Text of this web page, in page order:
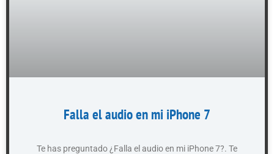
Falla el audio en mi iPhone 7
Te has preguntado ¿Falla el audio en mi iPhone 7?. Te